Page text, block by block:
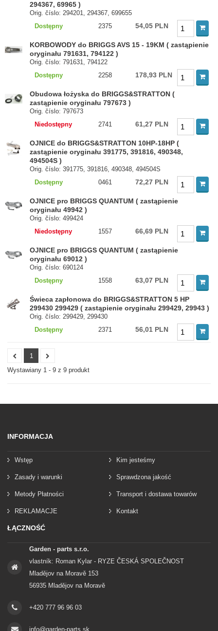
294367, 69965 )
Orig. číslo: 294201, 294367, 699655
Dostępny
2375 54,05 PLN
KORBOWODY do BRIGGS AVS 15 - 19KM ( zastąpienie
oryginału 791631, 794122 )
Orig. číslo: 791631, 794122
Dostępny
2258 178,93 PLN
Obudowa łożyska do BRIGGS&STRATTON (
zastąpienie oryginału 797673 )
Orig. číslo: 797673
Niedostępny
2741 61,27 PLN
OJNICE do BRIGGS&STRATTON 10HP-18HP (
zastąpienie oryginału 391775, 391816, 490348,
494504S )
Orig. číslo: 391775, 391816, 490348, 494504S
Dostępny
0461 72,27 PLN
OJNICE pro BRIGGS QUANTUM ( zastąpienie
oryginału 49942 )
Orig. číslo: 499424
Niedostępny
1557 66,69 PLN
OJNICE pro BRIGGS QUANTUM ( zastąpienie
oryginału 69012 )
Orig. číslo: 690124
Dostępny
1558 63,07 PLN
Świeca zapłonowa do BRIGGS&STRATTON 5 HP
299430 299429 ( zastąpienie oryginału 299429, 29943 )
Orig. číslo: 299429, 299430
Dostępny
2371 56,01 PLN
1
Wystawiany 1 - 9 z 9 produkt
INFORMACJA
Wstęp Kim jesteśmy
Zasady i warunki Sprawdzona jakość
Metody Płatności Transport i dostawa towarów
REKLAMACJE Kontakt
ŁĄCZNOŚĆ
Garden - parts s.r.o.
vlastník: Roman Kylar - RYZE ČESKÁ SPOLEČNOST
Mladějov na Moravě 153
56935 Mladějov na Moravě
+420 777 96 96 03
info@garden-parts.sk